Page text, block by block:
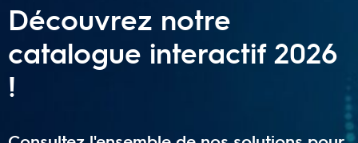
Découvrez notre
catalogue interactif 2026
!